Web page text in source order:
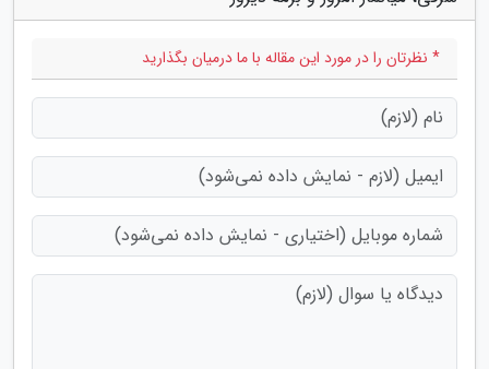
* نظرتان را در مورد این مقاله با ما درمیان بگذارید